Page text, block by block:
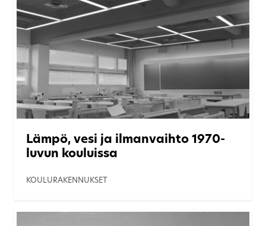
Lämpö, vesi ja ilmanvaihto 1970-
luvun kouluissa
KOULURAKENNUKSET